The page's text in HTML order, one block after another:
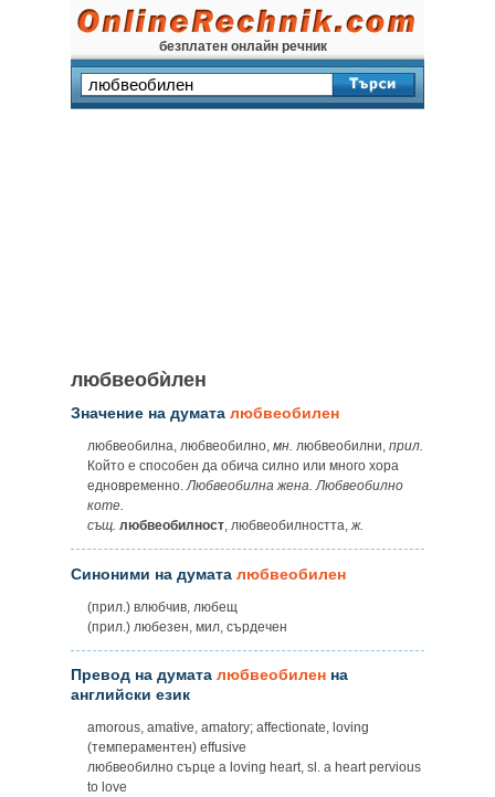
безплатен онлайн речник
любвеобѝлен
Значение на думата любвеобилен
любвеобилна, любвеобилно, мн. любвеобилни, прил.
Който е способен да обича силно или много хора
едновременно.Любвеобилна жена. Любвеобилно
коте.
същ. любвеобилност, любвеобилността,ж.
Синоними на думата любвеобилен
(прил.) влюбчив, любещ
(прил.) любезен, мил, сърдечен
Превод на думата любвеобилен на
английски език
amorous, amative, amatory; affectionate, loving
(темпераментен) effusive
любвеобилно сърце a loving heart, sl. a heart pervious
to love